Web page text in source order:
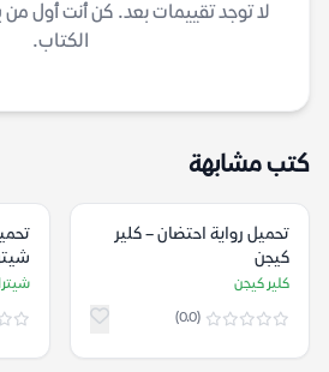
لا توجد تقييمات بعد. كن أنت أول
الكتاب.
كتب مشابهة
تحميل رواية احتضان – كلير
كيجن
كلير كيجن
(0.0)